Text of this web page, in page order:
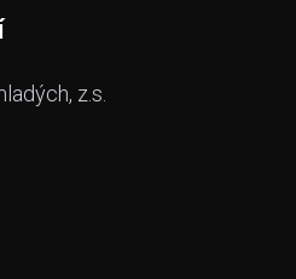
z.s.